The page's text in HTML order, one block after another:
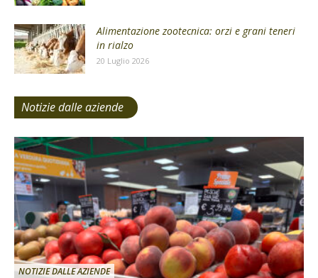
Alimentazione zootecnica: orzi e grani teneri
in rialzo
20 Luglio 2026
Notizie dalle aziende
NOTIZIE DALLE AZIENDE